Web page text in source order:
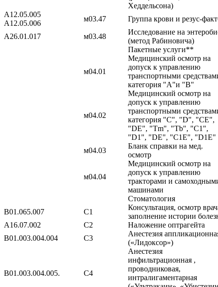
Хеддельсона)
A12.05.005
A12.05.006
м03.47 Группа крови и резус-
A26.01.017 м03.48
Исследование на
(метод Рабиновича)
Пакетные услуги**
м04.01
Медицинский осмотр на
допуск к управлению
транспортными
категория "А"и "В"
м04.02
Медицинский осмотр на
допуск к управлению
транспортными
категория "С", "D", "CЕ",
"DE", "Tm", "Tb", "C1",
"D1", "DE", "C1E", "D1E"
м04.03
Бланк справки на мед.
осмотр
м04.04
Медицинский осмотр на
допуск к управлению
тракторами и
машинами
Стоматология
B01.065.007
С1
Консультация, осмотр
заполнение истории
A16.07.002
С2
Наложение оптрагейта
B01.003.004.004
С3
Анестезия
(«Лидоксор»)
B01.003.004.005. С4
Анестезия
инфильтрационная ,
проводниковая,
интралигаментарная